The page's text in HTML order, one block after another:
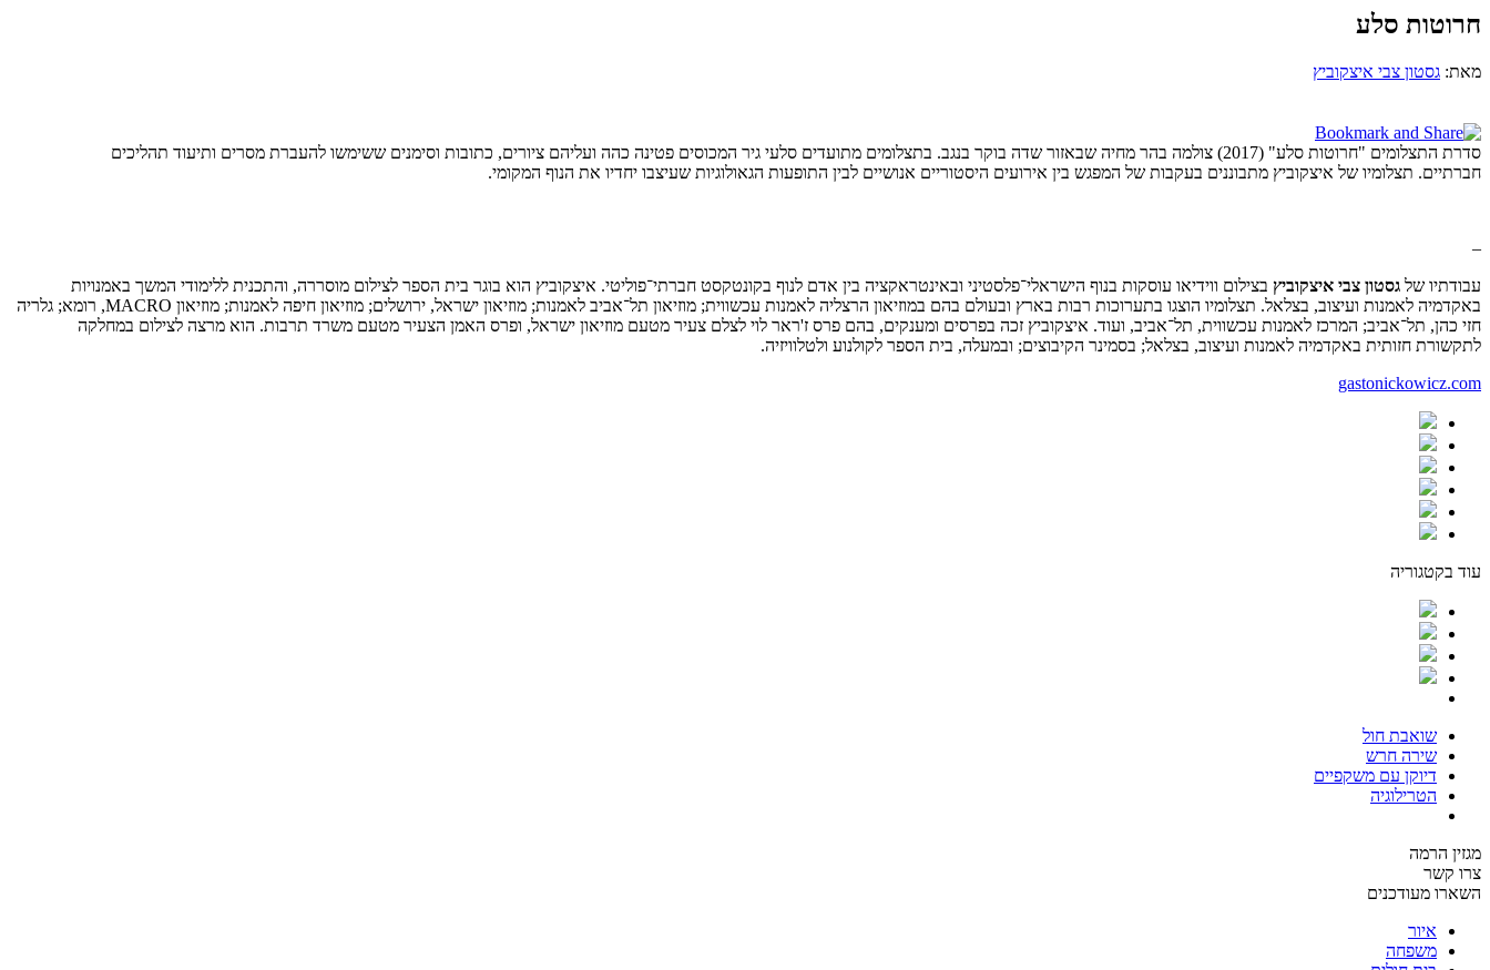
חרוטות סלע
מאת: גסטון צבי איצקוביץ
סדרת התצלומים "חרוטות סלע" (2017) צולמה בהר מחיה שבאזור שדה בוקר בנגב. בתצלומים מתועדים סלעי גיר המכוסים פטינה כהה ועליהם ציורים, כתובות וסימנים ששימשו להעברת מסרים ותיעוד תהליכים
חברתיים. תצלומיו של איצקוביץ מתבוננים בעקבות של המפגש בין אירועים היסטוריים אנושיים לבין התופעות הגאולוגיות שעיצבו יחדיו את הנוף המקומי.
–
עבודתיו של גסטון צבי איצקוביץ בצילום ווידיאו עוסקות בנוף הישראלי־פלסטיני ובאינטראקציה בין אדם לנוף בקונטקסט חברתי־פוליטי. איצקוביץ הוא בוגר בית הספר לצילום מוסררה, והתכנית ללימודי המשך באמנויות
באקדמיה לאמנות ועיצוב, בצלאל. תצלומיו הוצגו בתערוכות רבות בארץ ובעולם בהם במוזיאון הרצליה לאמנות עכשווית; מוזיאון תל־אביב לאמנות; מוזיאון ישראל, ירושלים; מוזיאון חיפה לאמנות; מוזיאון MACRO, רומא; גלריה
חזי כהן, תל־אביב; המרכז לאמנות עכשווית, תל־אביב, ועוד. איצקוביץ זכה בפרסים ומענקים, בהם פרס ז'ראר לוי לצלם צעיר מטעם מוזיאון ישראל, ופרס האמן הצעיר מטעם משרד תרבות. הוא מרצה לצילום במחלקה
לתקשורת חזותית באקדמיה לאמנות ועיצוב, בצלאל; בסמינר הקיבוצים; ובמעלה, בית הספר לקולנוע ולטלוויזיה.
gastonickowicz.com
עוד בקטגוריה
שואבת חול
שירה חרש
דיוקן עם משקפיים
הטרילוגיה
מגזין הרמה
צרו קשר
השארו מעודכנים
איור
משפחה